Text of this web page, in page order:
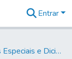
Entrar
Dicionários Especiais e Dicionários Especializados